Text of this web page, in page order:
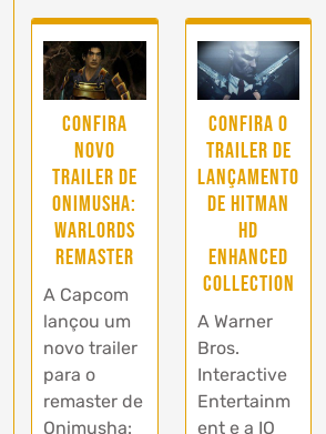
Confira
novo
trailer de
Onimusha:
Warlords
remaster
A Capcom
lançou um
novo trailer
para o
remaster de
Onimusha:
Confira o
trailer de
lançamento
de Hitman
HD
Enhanced
Collection
A Warner
Bros.
Interactive
Entertainm
ent e a IO